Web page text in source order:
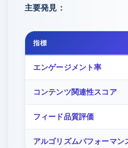
主要発見：
指標
エンゲージメント率
コンテンツ関連性スコア
フィード品質評価
アルゴリズムパフォーマン